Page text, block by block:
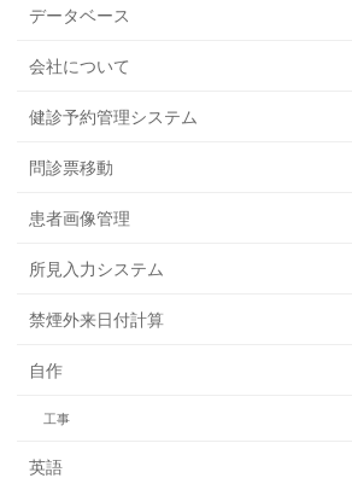
データベース
会社について
健診予約管理システム
問診票移動
患者画像管理
所見入力システム
禁煙外来日付計算
自作
工事
英語